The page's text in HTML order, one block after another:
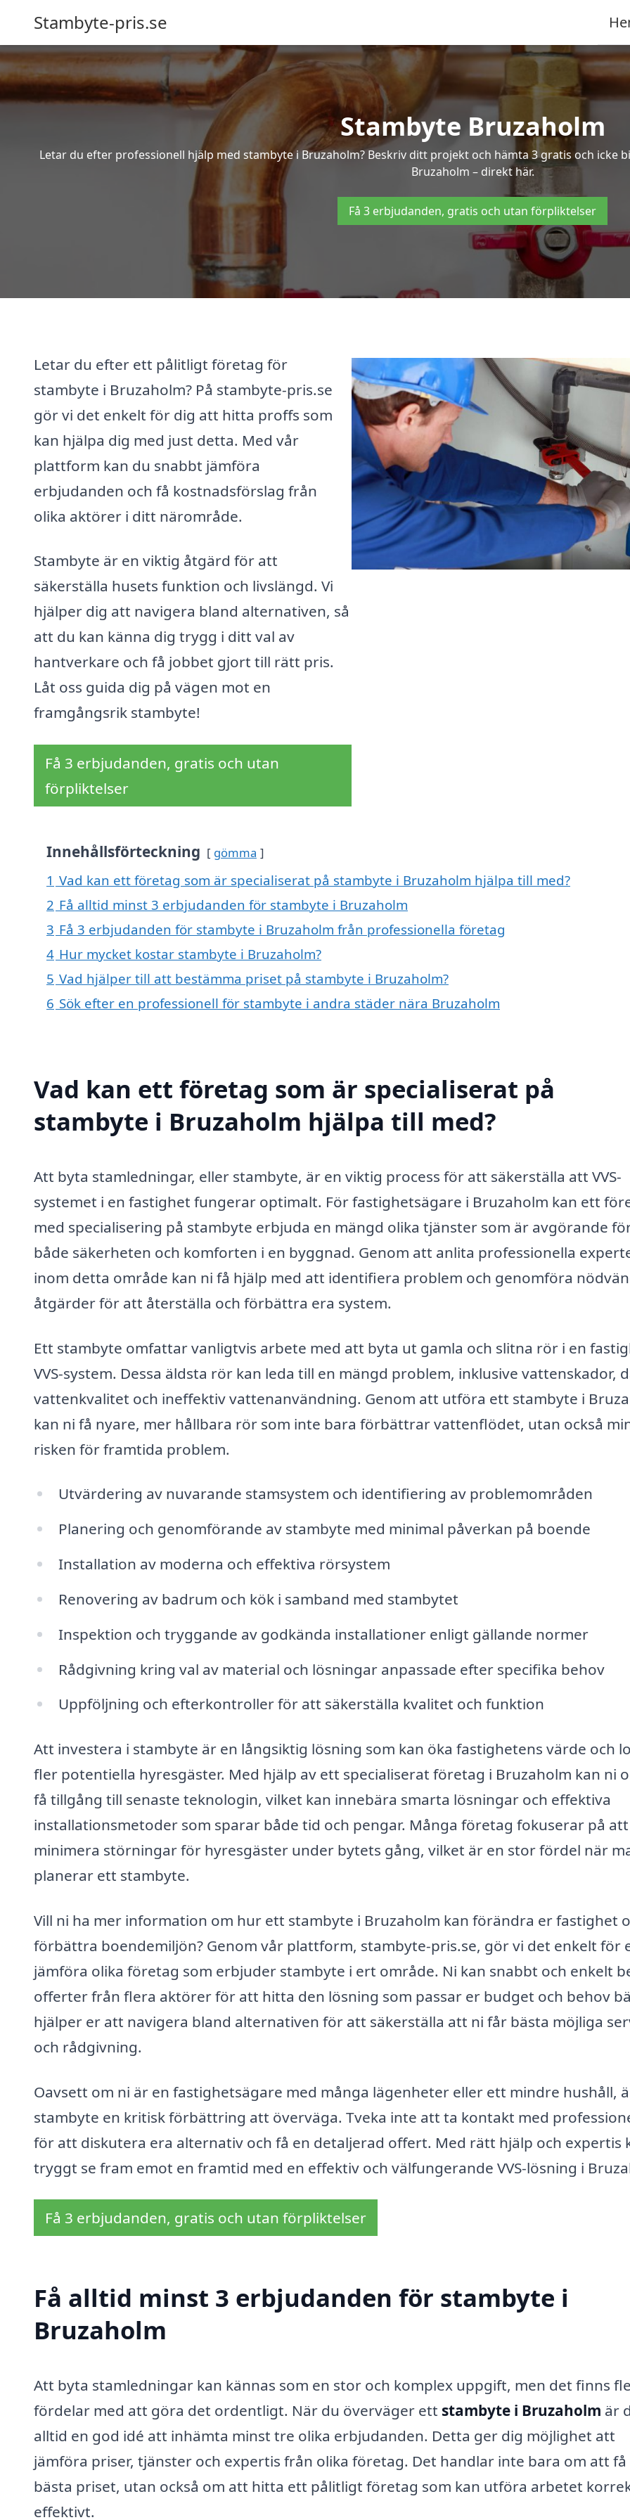
Stambyte-pris.se
Stambyte Bruzaholm
Letar du efter professionell hjälp med stambyte i Bruzaholm? Beskriv ditt projekt och hämta 3 gratis och
Bruzaholm – direkt här.
Få 3 erbjudanden, gratis och utan förpliktelser
Letar du efter ett pålitligt företag för
stambyte i Bruzaholm? På stambyte-pris.se
gör vi det enkelt för dig att hitta proffs som
kan hjälpa dig med just detta. Med vår
plattform kan du snabbt jämföra
erbjudanden och få kostnadsförslag från
olika aktörer i ditt närområde.
Stambyte är en viktig åtgärd för att
säkerställa husets funktion och livslängd. Vi
hjälper dig att navigera bland alternativen, så
att du kan känna dig trygg i ditt val av
hantverkare och få jobbet gjort till rätt pris.
Låt oss guida dig på vägen mot en
framgångsrik stambyte!
Få 3 erbjudanden, gratis och utan
förpliktelser
Innehållsförteckning gömma
1 Vad kan ett företag som är specialiserat på stambyte i Bruzaholm hjälpa till med?
2 Få alltid minst 3 erbjudanden för stambyte i Bruzaholm
3 Få 3 erbjudanden för stambyte i Bruzaholm från professionella företag
4 Hur mycket kostar stambyte i Bruzaholm?
5 Vad hjälper till att bestämma priset på stambyte i Bruzaholm?
6 Sök efter en professionell för stambyte i andra städer nära Bruzaholm
Vad kan ett företag som är specialiserat på
stambyte i Bruzaholm hjälpa till med?
Att byta stamledningar, eller stambyte, är en viktig process för att säkerställa att VVS-
systemet i en fastighet fungerar optimalt. För fastighetsägare i Bruzaholm kan ett
med specialisering på stambyte erbjuda en mängd olika tjänster som är avgörande
både säkerheten och komforten i en byggnad. Genom att anlita professionella
inom detta område kan ni få hjälp med att identifiera problem och genomföra
åtgärder för att återställa och förbättra era system.
Ett stambyte omfattar vanligtvis arbete med att byta ut gamla och slitna rör i en
VVS-system. Dessa äldsta rör kan leda till en mängd problem, inklusive vattenskador,
vattenkvalitet och ineffektiv vattenanvändning. Genom att utföra ett stambyte i
kan ni få nyare, mer hållbara rör som inte bara förbättrar vattenflödet, utan också
risken för framtida problem.
Utvärdering av nuvarande stamsystem och identifiering av problemområden
Planering och genomförande av stambyte med minimal påverkan på boende
Installation av moderna och effektiva rörsystem
Renovering av badrum och kök i samband med stambytet
Inspektion och tryggande av godkända installationer enligt gällande normer
Rådgivning kring val av material och lösningar anpassade efter specifika behov
Uppföljning och efterkontroller för att säkerställa kvalitet och funktion
Att investera i stambyte är en långsiktig lösning som kan öka fastighetens värde och
fler potentiella hyresgäster. Med hjälp av ett specialiserat företag i Bruzaholm kan ni
få tillgång till senaste teknologin, vilket kan innebära smarta lösningar och effektiva
installationsmetoder som sparar både tid och pengar. Många företag fokuserar på att
minimera störningar för hyresgäster under bytets gång, vilket är en stor fördel när
planerar ett stambyte.
Vill ni ha mer information om hur ett stambyte i Bruzaholm kan förändra er fastighet
förbättra boendemiljön? Genom vår plattform, stambyte-pris.se, gör vi det enkelt för
jämföra olika företag som erbjuder stambyte i ert område. Ni kan snabbt och enkelt
offerter från flera aktörer för att hitta den lösning som passar er budget och behov
hjälper er att navigera bland alternativen för att säkerställa att ni får bästa möjliga
och rådgivning.
Oavsett om ni är en fastighetsägare med många lägenheter eller ett mindre hushåll,
stambyte en kritisk förbättring att överväga. Tveka inte att ta kontakt med
för att diskutera era alternativ och få en detaljerad offert. Med rätt hjälp och expertis
tryggt se fram emot en framtid med en effektiv och välfungerande VVS-lösning i
Få 3 erbjudanden, gratis och utan förpliktelser
Få alltid minst 3 erbjudanden för stambyte i
Bruzaholm
Att byta stamledningar kan kännas som en stor och komplex uppgift, men det finns
fördelar med att göra det ordentligt. När du överväger ett stambyte i Bruzaholm är
alltid en god idé att inhämta minst tre olika erbjudanden. Detta ger dig möjlighet att
jämföra priser, tjänster och expertis från olika företag. Det handlar inte bara om att få
bästa priset, utan också om att hitta ett pålitligt företag som kan utföra arbetet
effektivt.